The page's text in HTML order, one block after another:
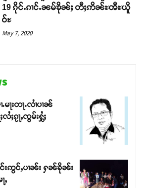
SHAN
19 ၵိုင်ႉၵၢင်ႉၼမ်ၶိုၼ်ႈ တီႈဢိၼ်ႊၻီႊယိူ
ဝ်ႊ
May 7, 2020
မႃးတႃႉလၢႆပၢၼ်
လႆႈၵႂႃႇၸွမ်းႁွႆႈ
းဢွင်ႇပၢၼ်း ႁၼ်ၶိုၼ်း
ႇ